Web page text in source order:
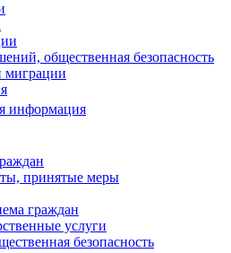
общественная безопасность
миграции
информация
принятые меры
граждан
услуги
безопасность